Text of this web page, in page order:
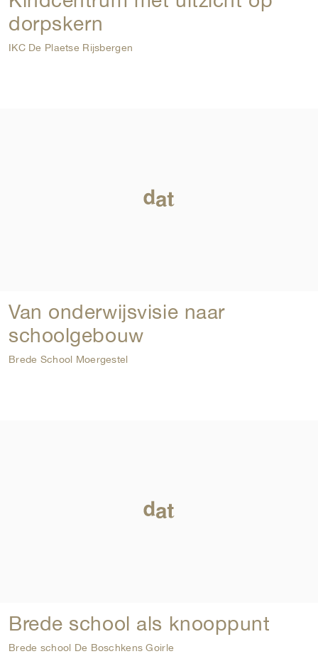
dorpskern
IKC De Plaetse Rijsbergen
Van onderwijsvisie naar
schoolgebouw
Brede School Moergestel
Brede school als knooppunt
Brede school De Boschkens Goirle